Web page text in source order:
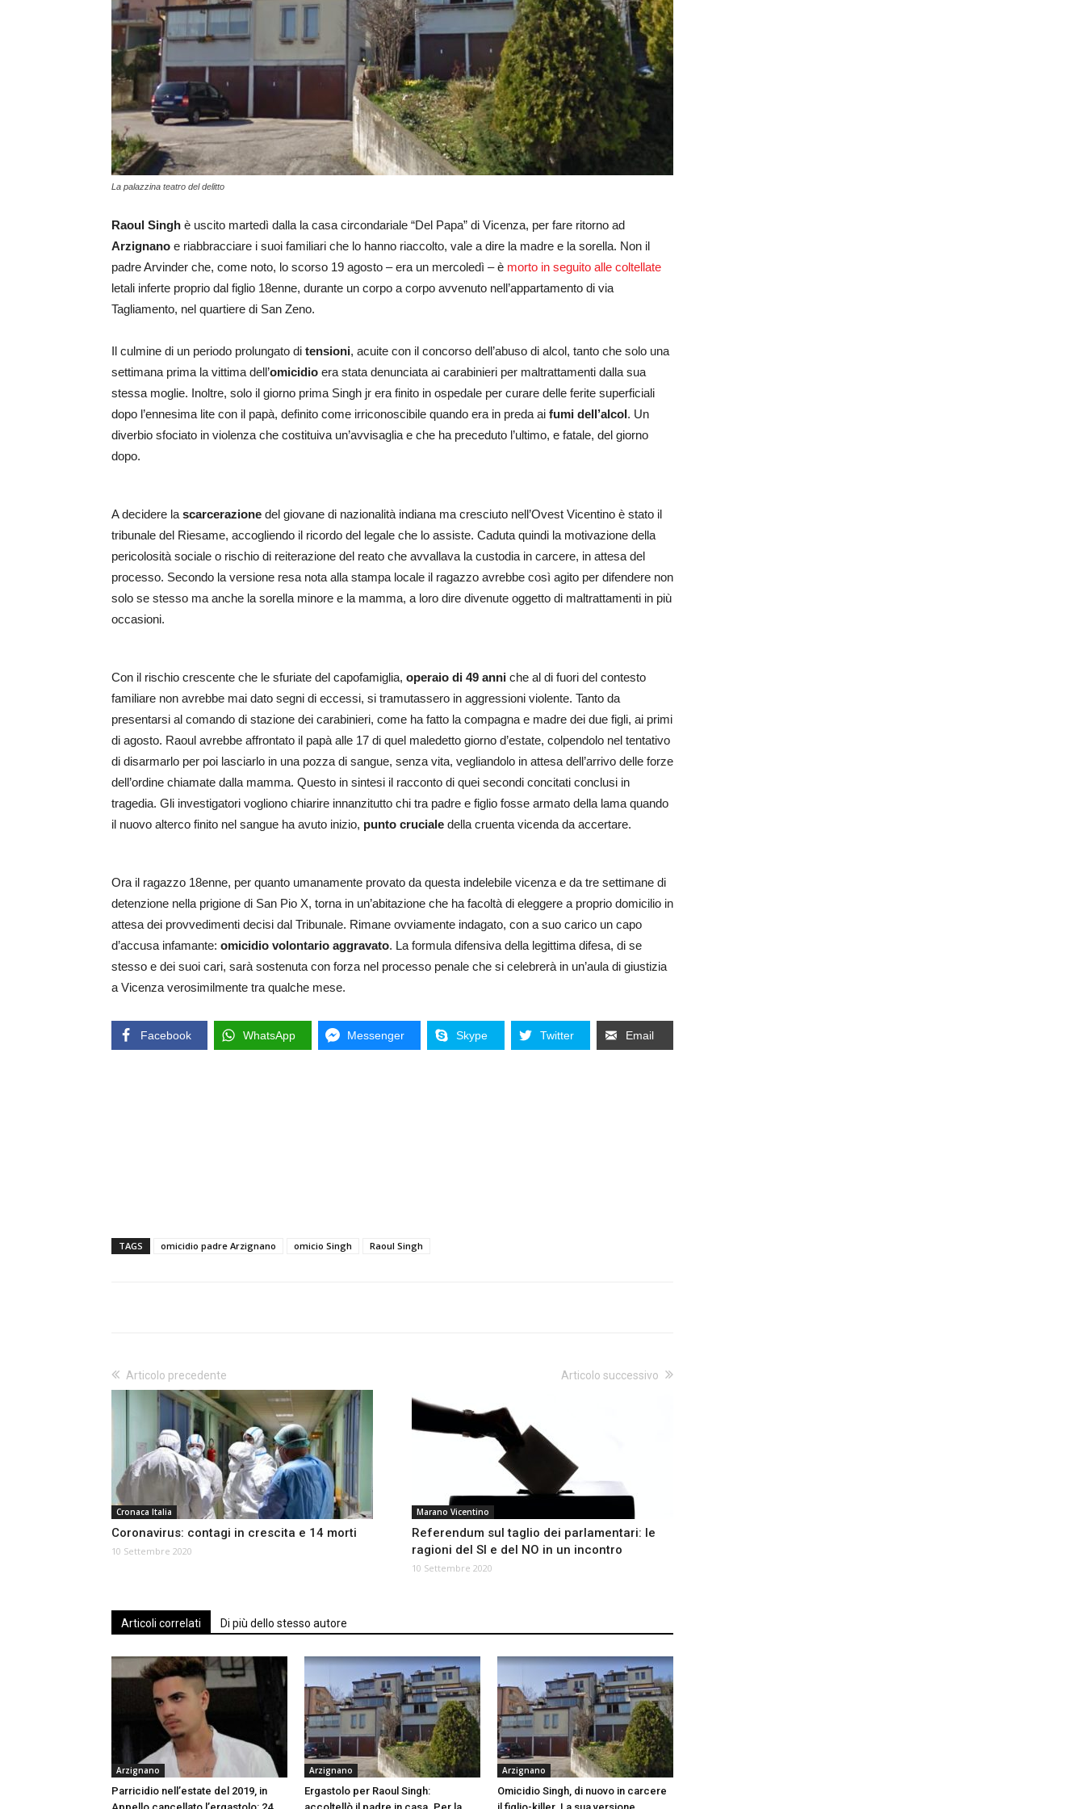
La palazzina teatro del delitto
Raoul Singh è uscito martedì dalla la casa circondariale “Del Papa” di Vicenza, per fare ritorno ad
Arzignano e riabbracciare i suoi familiari che lo hanno riaccolto, vale a dire la madre e la sorella. Non il
padre Arvinder che, come noto, lo scorso 19 agosto – era un mercoledì – è morto in seguito alle coltellate
letali inferte proprio dal figlio 18enne, durante un corpo a corpo avvenuto nell’appartamento di via
Tagliamento, nel quartiere di San Zeno.
Il culmine di un periodo prolungato di tensioni, acuite con il concorso dell’abuso di alcol, tanto che solo una
settimana prima la vittima dell’omicidio era stata denunciata ai carabinieri per maltrattamenti dalla sua
stessa moglie. Inoltre, solo il giorno prima Singh jr era finito in ospedale per curare delle ferite superficiali
dopo l’ennesima lite con il papà, definito come irriconoscibile quando era in preda ai fumi dell’alcol. Un
diverbio sfociato in violenza che costituiva un’avvisaglia e che ha preceduto l’ultimo, e fatale, del giorno
dopo.
A decidere la scarcerazione del giovane di nazionalità indiana ma cresciuto nell’Ovest Vicentino è stato il
tribunale del Riesame, accogliendo il ricordo del legale che lo assiste. Caduta quindi la motivazione della
pericolosità sociale o rischio di reiterazione del reato che avvallava la custodia in carcere, in attesa del
processo. Secondo la versione resa nota alla stampa locale il ragazzo avrebbe così agito per difendere non
solo se stesso ma anche la sorella minore e la mamma, a loro dire divenute oggetto di maltrattamenti in più
occasioni.
Con il rischio crescente che le sfuriate del capofamiglia, operaio di 49 anni che al di fuori del contesto
familiare non avrebbe mai dato segni di eccessi, si tramutassero in aggressioni violente. Tanto da
presentarsi al comando di stazione dei carabinieri, come ha fatto la compagna e madre dei due figli, ai primi
di agosto. Raoul avrebbe affrontato il papà alle 17 di quel maledetto giorno d’estate, colpendolo nel tentativo
di disarmarlo per poi lasciarlo in una pozza di sangue, senza vita, vegliandolo in attesa dell’arrivo delle forze
dell’ordine chiamate dalla mamma. Questo in sintesi il racconto di quei secondi concitati conclusi in
tragedia. Gli investigatori vogliono chiarire innanzitutto chi tra padre e figlio fosse armato della lama quando
il nuovo alterco finito nel sangue ha avuto inizio, punto cruciale della cruenta vicenda da accertare.
Ora il ragazzo 18enne, per quanto umanamente provato da questa indelebile vicenza e da tre settimane di
detenzione nella prigione di San Pio X, torna in un’abitazione che ha facoltà di eleggere a proprio domicilio in
attesa dei provvedimenti decisi dal Tribunale. Rimane ovviamente indagato, con a suo carico un capo
d’accusa infamante: omicidio volontario aggravato. La formula difensiva della legittima difesa, di se
stesso e dei suoi cari, sarà sostenuta con forza nel processo penale che si celebrerà in un’aula di giustizia
a Vicenza verosimilmente tra qualche mese.
Facebook WhatsApp Messenger Skype Twitter Email
TAGS omicidio padre Arzignano omicio Singh Raoul Singh
Articolo precedente
Cronaca Italia
Coronavirus: contagi in crescita e 14 morti
10 Settembre 2020
Articolo successivo
Marano Vicentino
Referendum sul taglio dei parlamentari: le
ragioni del SI e del NO in un incontro
10 Settembre 2020
Articoli correlati Di più dello stesso autore
Arzignano
Parricidio nell’estate del 2019, in
Arzignano
Ergastolo per Raoul Singh:
Arzignano
Omicidio Singh, di nuovo in carcere